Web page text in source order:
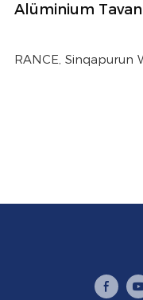
Alüminium Tavan
RANCE, Sinqapurun